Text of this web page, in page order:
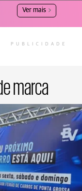
Ver mais
PUBLICIDADE
marca